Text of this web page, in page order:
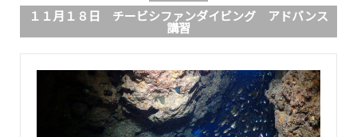
１１月１８日 チービシファンダイビング アドバンス
講習